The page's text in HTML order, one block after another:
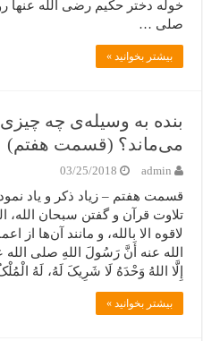
خوله دختر حکیم رضی الله عنها
صلی …
بیشتر بخوانید »
بنده به وسیله‌ی چه
می‌ماند؟ (قسمت هفتم)
admin
03/25/2018
قسمت هفتم – زیاد ذکر و یاد
تلاوت قرآن و گفتن سبحان الله،
لاقوه الا بالله، و مانند آن‌ها
الله عنه أَنَّ رَسُولَ اللهِ صلی
إِلَّا اللهُ وَحْدَهُ لَا شَرِیکَ لَهُ، لَهُ
بیشتر بخوانید »